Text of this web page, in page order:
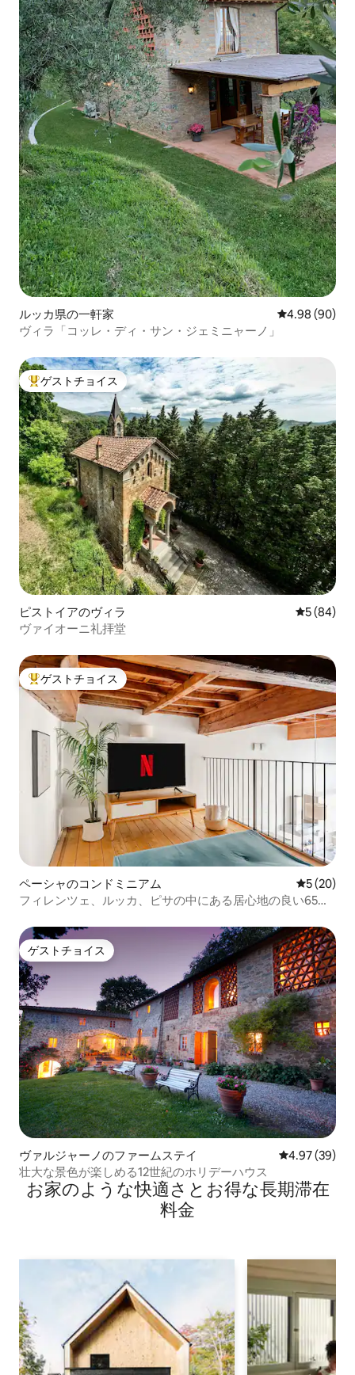
ルッカ県の一軒家 レビュー90件
4.98 (90)
ヴィラ「コッレ・ディ・サン・ジェミニャーノ」
大好評のゲストチョイスです。
ゲストチョイス
ピストイアのヴィラ レビュー
5 (84)
ヴァイオーニ礼拝堂
大好評のゲストチョイスです。
ゲストチョイス
ペーシャのコンドミニアム レビュー
5 (20)
フィレンツェ、ルッカ、ピサの中にある居心地の良い65㎡
ゲストチョイス
ゲストチョイス
ヴァルジャーノのファームステイ レビュー39
4.97 (39)
壮大な景色が楽しめる12世紀のホリデーハウス
お家のような快⁠適⁠さ⁠とお⁠得⁠な長⁠期⁠滞⁠在
料⁠金